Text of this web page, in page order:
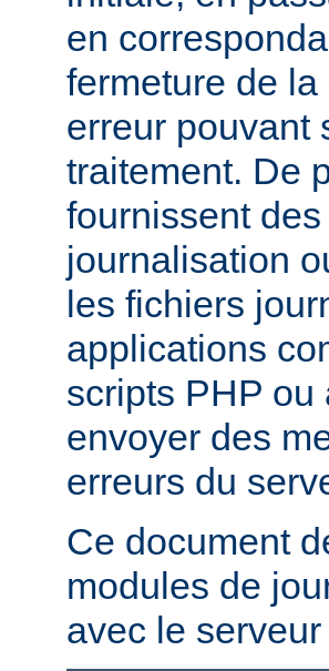
en
fermeture de
erreur pouvant
traitement. De
fournissent
journalisation
les fichiers
applications
scripts PHP
envoyer des
erreurs du
Ce document
modules de
avec le serveur